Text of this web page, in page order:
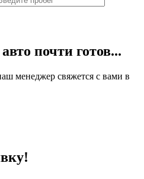
почти готов...
менеджер свяжется с вами в